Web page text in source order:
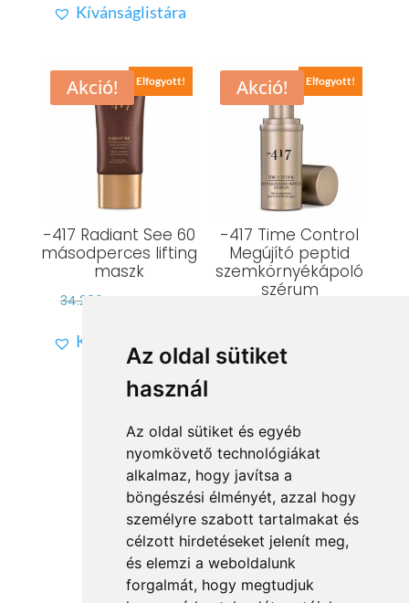
Az oldal sütiket
használ
Az oldal sütiket és egyéb
nyomkövető technológiákat
alkalmaz, hogy javítsa a
böngészési élményét, azzal hogy
személyre szabott tartalmakat és
célzott hirdetéseket jelenít meg,
és elemzi a weboldalunk
forgalmát, hogy megtudjuk
was:
is:
Kívánságlistára
Akció! Elfogyott!
-417 Radiant See 60
másodperces lifting
maszk
34.289
was:
34.289 Ft.
is:
10.287 Ft.
Kívánságlistára
Akció! Elfogyott!
-417 Time Control
Megújító peptid
szemkörnyékápoló
szérum
Kívánságlistára
Vissza a kategóriákhoz
Full Cosmetix Kft© 2025